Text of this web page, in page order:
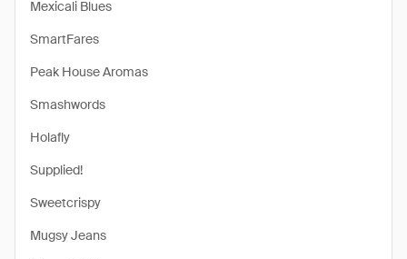
Mexicali Blues
SmartFares
Peak House Aromas
Smashwords
Holafly
Supplied!
Sweetcrispy
Mugsy Jeans